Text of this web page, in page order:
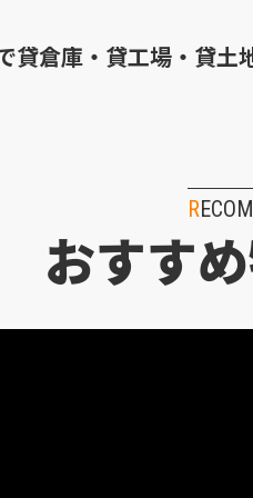
貸倉庫・貸工場・貸土
おすす